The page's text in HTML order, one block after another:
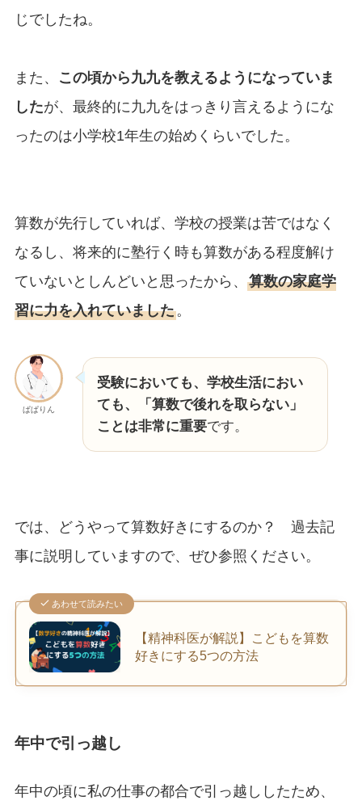
じでしたね。
また、
この頃から九九を教えるようになっていま
したが、最終的に九九をはっきり言えるようにな
ったのは小学校1年生の始めくらいでした。
算数が先行していれば、学校の授業は苦ではなく
なるし、将来的に塾行く時も算数がある程度解け
ていないとしんどいと思ったから、 算数の家庭学
習に力を入れていました。
ぱぱりん
受験においても、学校生活におい
ても、「算数で後れを取らない」
ことは非常に重要です。
では、どうやって算数好きにするのか？ 過去記
事に説明していますので、ぜひ参照ください。
あわせて読みたい
【精神科医が解説】こどもを算数
好きにする5つの方法
年中で引っ越し
年中の頃に私の仕事の都合で引っ越ししたため、